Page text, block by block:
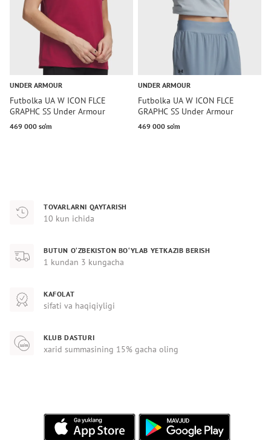
UNDER ARMOUR
Futbolka UA W ICON FLCE
GRAPHC SS Under Armour
469 000 so‘m
UNDER ARMOUR
Futbolka UA W ICON FLCE
GRAPHC SS Under Armour
469 000 so‘m
TOVARLARNI QAYTARISH
10 kun ichida
BUTUN O‘ZBEKISTON BO‘YLAB YETKAZIB BERISH
1 kundan 3 kungacha
KAFOLAT
sifati va haqiqiyligi
KLUB DASTURI
xarid summasining 15% gacha oling